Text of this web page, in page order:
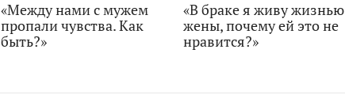
«Между нами с мужем
пропали чувства. Как
быть?»
«В браке я живу жизнью
жены, почему ей это не
нравится?»